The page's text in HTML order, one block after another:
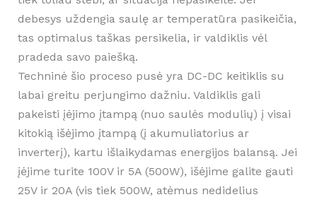
debesys uždengia saulę ar temperatūra pasikeičia,
tas optimalus taškas persikelia, ir valdiklis vėl
pradeda savo paiešką.
Techninė šio proceso pusė yra DC-DC keitiklis su
labai greitu perjungimo dažniu. Valdiklis gali
pakeisti įėjimo įtampą (nuo saulės modulių) į visai
kitokią išėjimo įtampą (į akumuliatorius ar
inverterį), kartu išlaikydamas energijos balansą. Jei
įėjime turite 100V ir 5A (500W), išėjime galite gauti
25V ir 20A (vis tiek 500W, atėmus nedidelius